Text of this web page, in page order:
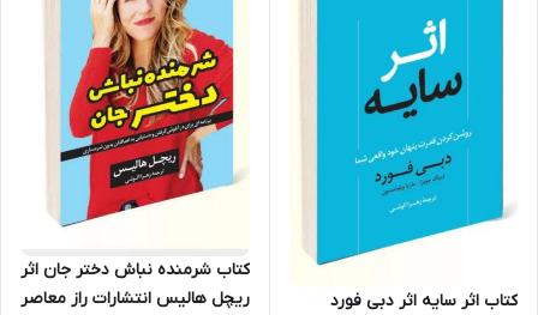
کتاب اثر سایه اثر دبی فورد
کتاب شرمنده نباش دختر جان اثر
ریچل هالیس انتشارات راز معاصر